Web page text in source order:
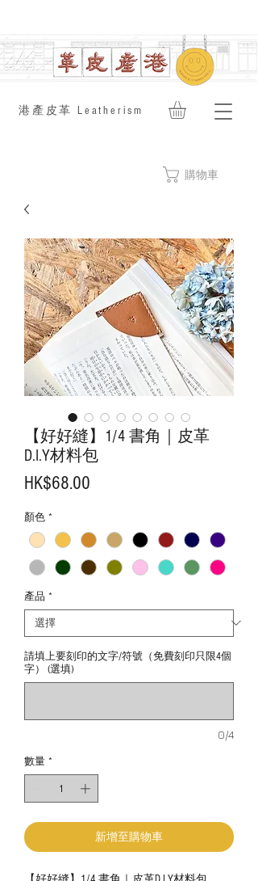
​港產皮革 Leatherism
購物車
【好好縫】1/4 書角｜皮革
D.I.Y材料包
HK$68.00
顏色 *
產品 *
請填上要刻印的文字/符號（免費刻印只限4個
字） (選填)
0/4
數量 *
新增至購物車